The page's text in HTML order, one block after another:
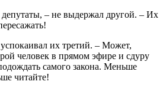
– не выдержал другой. – Их
их третий. – Может,
человек в прямом эфире и сдуру
самого закона. Меньше
читайте!